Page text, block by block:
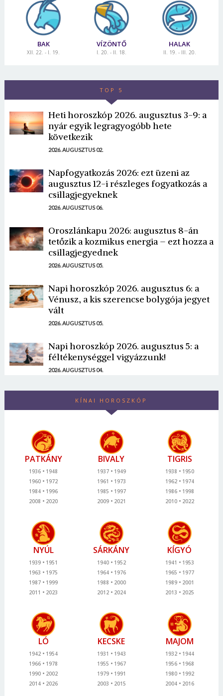
BAK
XII. 22. - I. 19.
VÍZÖNTŐ
I. 20. - II. 18.
HALAK
II. 19. - III. 20.
TOP 5
Heti horoszkóp 2026. augusztus 3-9: a
nyár egyik legragyogóbb hete
következik
2026. AUGUSZTUS 02.
Napfogyatkozás 2026: ezt üzeni az
augusztus 12-i részleges fogyatkozás a
csillagjegyeknek
2026. AUGUSZTUS 06.
Oroszlánkapu 2026: augusztus 8-án
tetőzik a kozmikus energia – ezt hozza a
csillagjegyednek
2026. AUGUSZTUS 05.
Napi horoszkóp 2026. augusztus 6: a
Vénusz, a kis szerencse bolygója jegyet
vált
2026. AUGUSZTUS 05.
Napi horoszkóp 2026. augusztus 5: a
féltékenységgel vigyázzunk!
2026. AUGUSZTUS 04.
KÍNAI HOROSZKÓP
PATKÁNY
1936
1948
1960
1972
1984
1996
2008
2020
BIVALY
1937
1949
1961
1973
1985
1997
2009
2021
TIGRIS
1938
1950
1962
1974
1986
1998
2010
2022
NYÚL
1939
1951
1963
1975
1987
1999
2011
2023
SÁRKÁNY
1940
1952
1964
1976
1988
2000
2012
2024
KÍGYÓ
1941
1953
1965
1977
1989
2001
2013
2025
LÓ
1942
1954
1966
1978
1990
2002
2014
2026
KECSKE
1931
1943
1955
1967
1979
1991
2003
2015
MAJOM
1932
1944
1956
1968
1980
1992
2004
2016